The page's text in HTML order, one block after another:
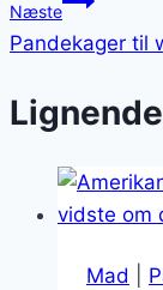
Næste
Pandekager til
Mad